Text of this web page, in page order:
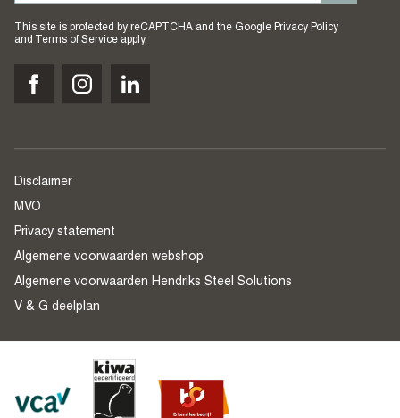
This site is protected by reCAPTCHA and the Google Privacy Policy
and
Terms of Service apply.
Disclaimer
MVO
Privacy statement
Algemene voorwaarden webshop
Algemene voorwaarden Hendriks Steel Solutions
V & G deelplan